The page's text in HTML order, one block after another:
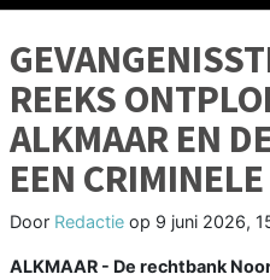
REEKS
ALKMAAR EN
EEN
Door Redactie op 9 juni 2026,
ALKMAAR - De rechtbank